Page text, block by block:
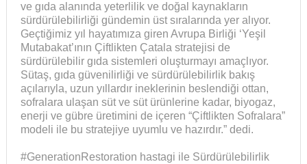
ve gıda alanında yeterlilik ve doğal kaynakların
sürdürülebilirliği gündemin üst sıralarında yer alıyor.
Geçtiğimiz yıl hayatımıza giren Avrupa Birliği ‘Yeşil
Mutabakat’ının Çiftlikten Çatala stratejisi de
sürdürülebilir gıda sistemleri oluşturmayı amaçlıyor.
Sütaş, gıda güvenilirliği ve sürdürülebilirlik bakış
açılarıyla, uzun yıllardır ineklerinin beslendiği ottan,
sofralara ulaşan süt ve süt ürünlerine kadar, biyogaz,
enerji ve gübre üretimini de içeren “Çiftlikten Sofralara”
modeli ile bu stratejiye uyumlu ve hazırdır.” dedi.
#GenerationRestoration hastagi ile Sürdürülebilirlik